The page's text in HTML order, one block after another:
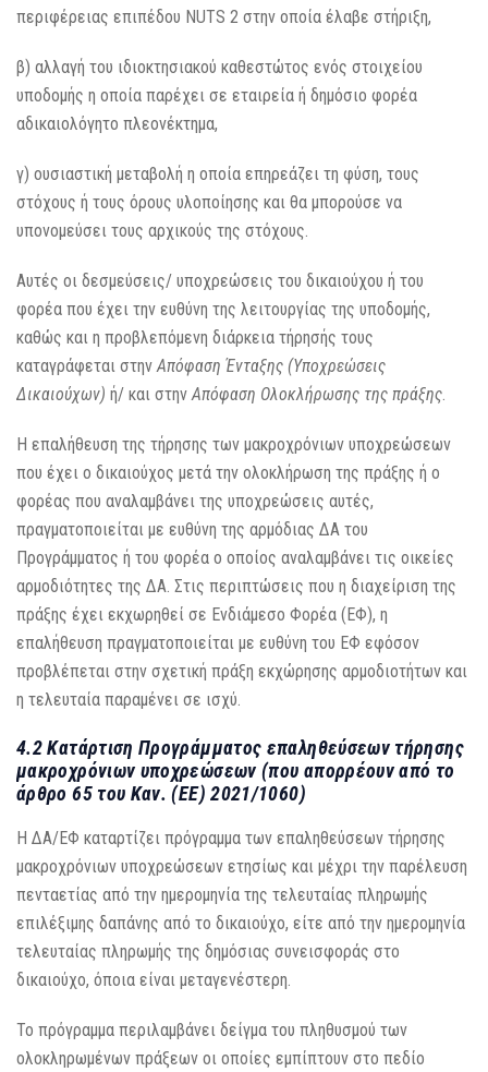
περιφέρειας επιπέδου NUTS 2 στην οποία έλαβε στήριξη,
β) αλλαγή του ιδιοκτησιακού καθεστώτος ενός στοιχείου
υποδομής η οποία παρέχει σε εταιρεία ή δημόσιο φορέα
αδικαιολόγητο πλεονέκτημα,
γ) ουσιαστική μεταβολή η οποία επηρεάζει τη φύση, τους
στόχους ή τους όρους υλοποίησης και θα μπορούσε να
υπονομεύσει τους αρχικούς της στόχους.
Αυτές οι δεσμεύσεις/ υποχρεώσεις του δικαιούχου ή του
φορέα που έχει την ευθύνη της λειτουργίας της υποδομής,
καθώς και η προβλεπόμενη διάρκεια τήρησής τους
καταγράφεται στηνΑπόφαση Ένταξης (Υποχρεώσεις
Δικαιούχων) ή/ και στηνΑπόφαση Ολοκλήρωσης της πράξης.
Η επαλήθευση της τήρησης των μακροχρόνιων υποχρεώσεων
που έχει ο δικαιούχος μετά την ολοκλήρωση της πράξης ή ο
φορέας που αναλαμβάνει της υποχρεώσεις αυτές,
πραγματοποιείται με ευθύνη της αρμόδιας ΔΑ του
Προγράμματος ή του φορέα ο οποίος αναλαμβάνει τις οικείες
αρμοδιότητες της ΔΑ. Στις περιπτώσεις που η διαχείριση της
πράξης έχει εκχωρηθεί σε Ενδιάμεσο Φορέα (ΕΦ), η
επαλήθευση πραγματοποιείται με ευθύνη του ΕΦ εφόσον
προβλέπεται στην σχετική πράξη εκχώρησης αρμοδιοτήτων και
η τελευταία παραμένει σε ισχύ.
4.2 Κατάρτιση Προγράμματος επαληθεύσεων τήρησης
μακροχρόνιων υποχρεώσεων (που απορρέουν από το
άρθρο 65 του Καν. (ΕΕ) 2021/1060)
Η ΔΑ/ΕΦ καταρτίζει πρόγραμμα των επαληθεύσεων τήρησης
μακροχρόνιων υποχρεώσεων ετησίως και μέχρι την παρέλευση
πενταετίας από την ημερομηνία της τελευταίας πληρωμής
επιλέξιμης δαπάνης από το δικαιούχο, είτε από την ημερομηνία
τελευταίας πληρωμής της δημόσιας συνεισφοράς στο
δικαιούχο, όποια είναι μεταγενέστερη.
Το πρόγραμμα περιλαμβάνει δείγμα του πληθυσμού των
ολοκληρωμένων πράξεων οι οποίες εμπίπτουν στο πεδίο